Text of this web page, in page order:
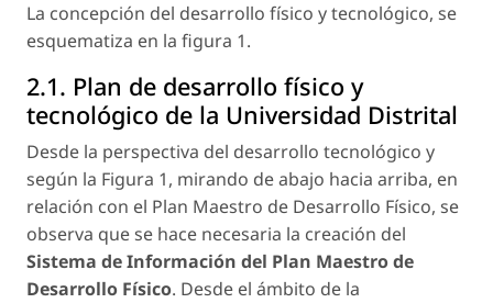
La concepción del desarrollo físico y tecnológico, se
esquematiza en la figura 1.
2.1. Plan de desarrollo físico y
tecnológico de la Universidad Distrital
Desde la perspectiva del desarrollo tecnológico y
según la Figura 1, mirando de abajo hacia arriba, en
relación con el Plan Maestro de Desarrollo Físico, se
observa que se hace necesaria la creación del
Sistema de Información del Plan Maestro de
Desarrollo Físico. Desde el ámbito de la